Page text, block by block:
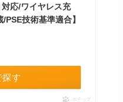
応/ワイヤレス充
技術基準適合】
す
ポチップ